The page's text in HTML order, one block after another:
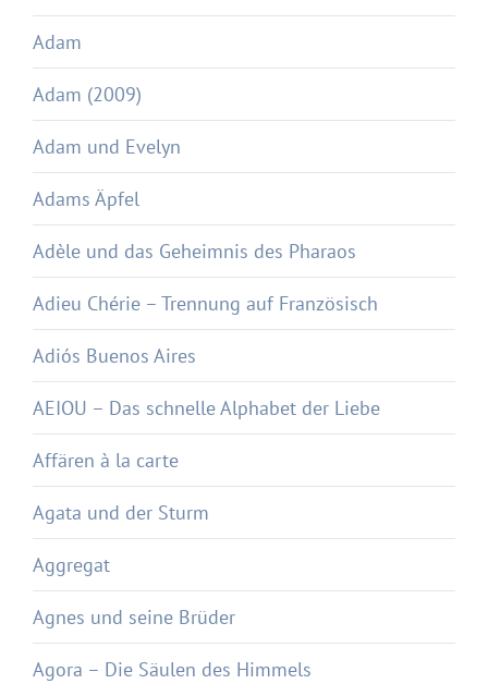
Adam
Adam (2009)
Adam und Evelyn
Adams Äpfel
Adèle und das Geheimnis des Pharaos
Adieu Chérie – Trennung auf Französisch
Adiós Buenos Aires
AEIOU – Das schnelle Alphabet der Liebe
Affären à la carte
Agata und der Sturm
Aggregat
Agnes und seine Brüder
Agora – Die Säulen des Himmels